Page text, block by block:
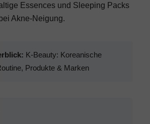
Essences und Sleeping Packs
Akne-Neigung.
K-Beauty: Koreanische
Produkte & Marken